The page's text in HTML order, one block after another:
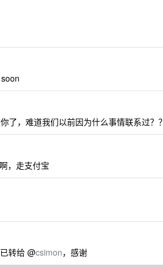
了，难道我们以前因为什么事情联系过？？
，走支付宝
转给 @csimon，感谢